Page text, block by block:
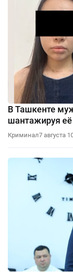
В Ташкенте
шантажируя
Криминал7 августа